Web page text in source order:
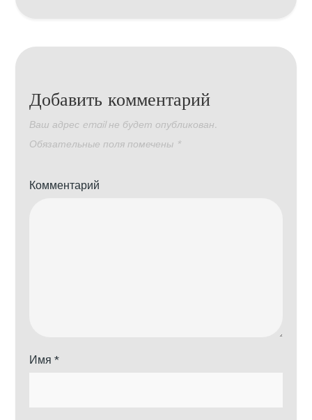
Добавить комментарий
Ваш адрес email не будет опубликован.
Обязательные поля помечены *
Комментарий
Имя*